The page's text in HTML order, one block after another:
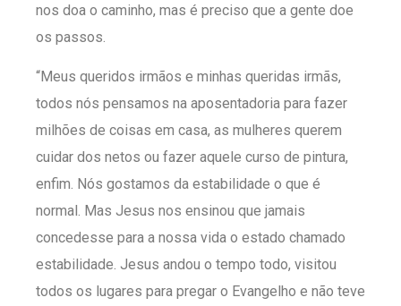
nos doa o caminho, mas é preciso que a gente doe
os passos.
“Meus queridos irmãos e minhas queridas irmãs,
todos nós pensamos na aposentadoria para fazer
milhões de coisas em casa, as mulheres querem
cuidar dos netos ou fazer aquele curso de pintura,
enfim. Nós gostamos da estabilidade o que é
normal. Mas Jesus nos ensinou que jamais
concedesse para a nossa vida o estado chamado
estabilidade. Jesus andou o tempo todo, visitou
todos os lugares para pregar o Evangelho e não teve